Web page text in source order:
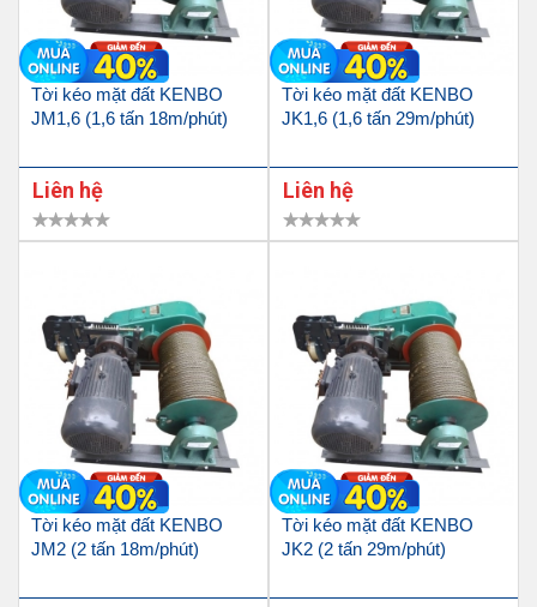
Tời kéo mặt đất KENBO
JM1,6 (1,6 tấn 18m/phút)
Liên hệ
Tời kéo mặt đất KENBO
JK1,6 (1,6 tấn 29m/phút)
Liên hệ
Tời kéo mặt đất KENBO
JM2 (2 tấn 18m/phút)
Tời kéo mặt đất KENBO
JK2 (2 tấn 29m/phút)